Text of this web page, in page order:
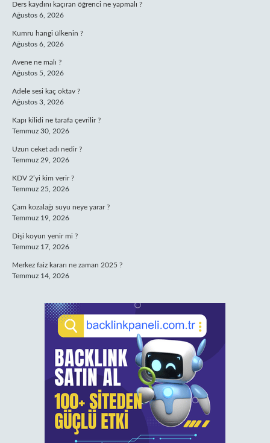
Ders kaydını kaçıran öğrenci ne yapmalı ?
Ağustos 6, 2026
Kumru hangi ülkenin ?
Ağustos 6, 2026
Avene ne malı ?
Ağustos 5, 2026
Adele sesi kaç oktav ?
Ağustos 3, 2026
Kapı kilidi ne tarafa çevrilir ?
Temmuz 30, 2026
Uzun ceket adı nedir ?
Temmuz 29, 2026
KDV 2’yi kim verir ?
Temmuz 25, 2026
Çam kozalağı suyu neye yarar ?
Temmuz 19, 2026
Dişi koyun yenir mi ?
Temmuz 17, 2026
Merkez faiz kararı ne zaman 2025 ?
Temmuz 14, 2026